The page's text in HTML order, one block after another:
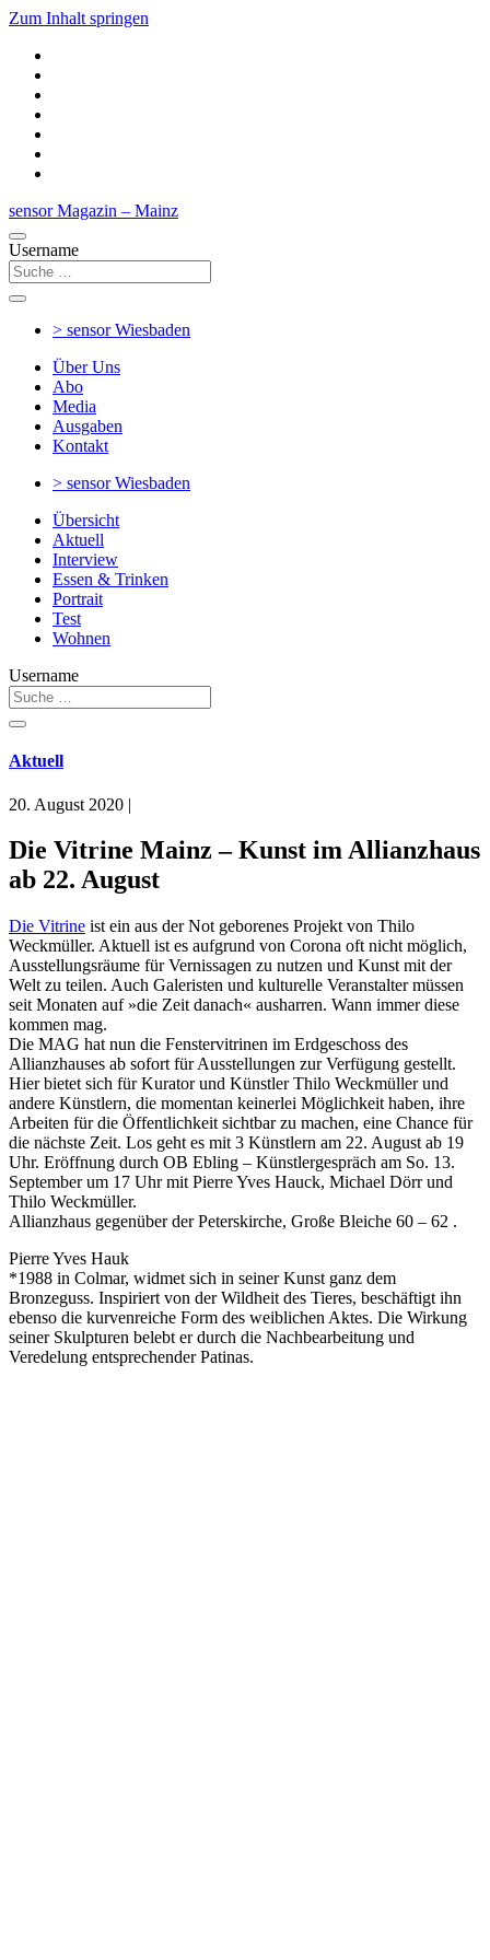
Zum Inhalt springen
sensor Magazin – Mainz
Username
> sensorWiesbaden
Über Uns
Abo
Media
Ausgaben
Kontakt
> sensorWiesbaden
Übersicht
Aktuell
Interview
Essen & Trinken
Portrait
Test
Wohnen
Username
Aktuell
20. August 2020 |
Die Vitrine Mainz – Kunst im Allianzhaus
ab 22. August
Die Vitrine ist ein aus der Not geborenes Projekt von Thilo
Weckmüller. Aktuell ist es aufgrund von Corona oft nicht möglich,
Ausstellungsräume für Vernissagen zu nutzen und Kunst mit der
Welt zu teilen. Auch Galeristen und kulturelle Veranstalter müssen
seit Monaten auf »die Zeit danach« ausharren. Wann immer diese
kommen mag.
Die MAG hat nun die Fenstervitrinen im Erdgeschoss des
Allianzhauses ab sofort für Ausstellungen zur Verfügung gestellt.
Hier bietet sich für Kurator und Künstler Thilo Weckmüller und
andere Künstlern, die momentan keinerlei Möglichkeit haben, ihre
Arbeiten für die Öffentlichkeit sichtbar zu machen, eine Chance für
die nächste Zeit. Los geht es mit 3 Künstlern am 22. August ab 19
Uhr. Eröffnung durch OB Ebling – Künstlergespräch am So. 13.
September um 17 Uhr mit Pierre Yves Hauck, Michael Dörr und
Thilo Weckmüller.
Allianzhaus gegenüber der Peterskirche, Große Bleiche 60 – 62 .
Pierre Yves Hauk
*1988 in Colmar, widmet sich in seiner Kunst ganz dem
Bronzeguss. Inspiriert von der Wildheit des Tieres, beschäftigt ihn
ebenso die kurvenreiche Form des weiblichen Aktes. Die Wirkung
seiner Skulpturen belebt er durch die Nachbearbeitung und
Veredelung entsprechender Patinas.